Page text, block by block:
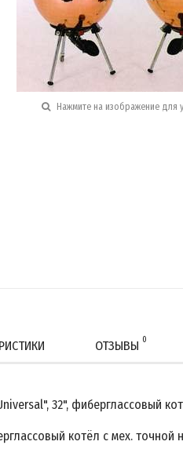
Нажмите на изображение для
ОТЗЫВЫ 0
32", фиберглассовый
котёл с мех. точной